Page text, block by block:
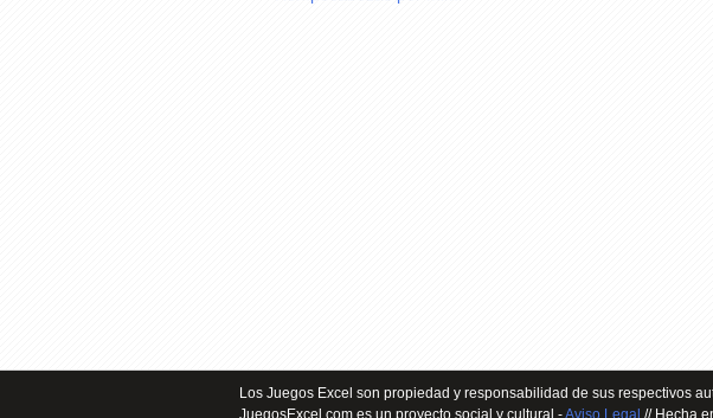
Los Juegos Excel son propiedad y responsabilidad de sus respectivos
JuegosExcel.com es un proyecto social y cultural -Aviso Legal // Hecha